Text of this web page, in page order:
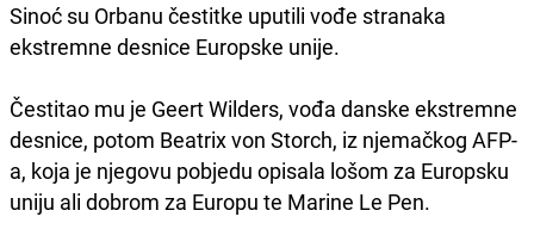
Sinoć su Orbanu čestitke uputili vođe stranaka
ekstremne desnice Europske unije.
Čestitao mu je Geert Wilders, vođa danske ekstremne
desnice, potom Beatrix von Storch, iz njemačkog AFP-
a, koja je njegovu pobjedu opisala lošom za Europsku
uniju ali dobrom za Europu te Marine Le Pen.